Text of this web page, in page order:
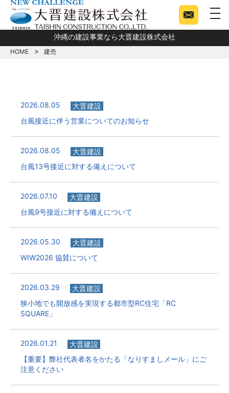
沖縄の建設事業なら大晋建設株式会社
HOME 建売
2026.08.05
大晋建設
台風接近に伴う営業についてのお知らせ
2026.08.05
大晋建設
台風13号接近に対する備えについて
2026.07.10
大晋建設
台風9号接近に対する備えについて
2026.05.30
大晋建設
WIW2026 協賛について
2026.03.29
大晋建設
狭小地でも開放感を実現する都市型RC住宅「RC
SQUARE」
2026.01.21
大晋建設
【重要】弊社代表者名をかたる「なりすましメール」にご
注意ください